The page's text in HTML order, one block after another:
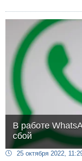
В работе
сбой
25 октября 2022,